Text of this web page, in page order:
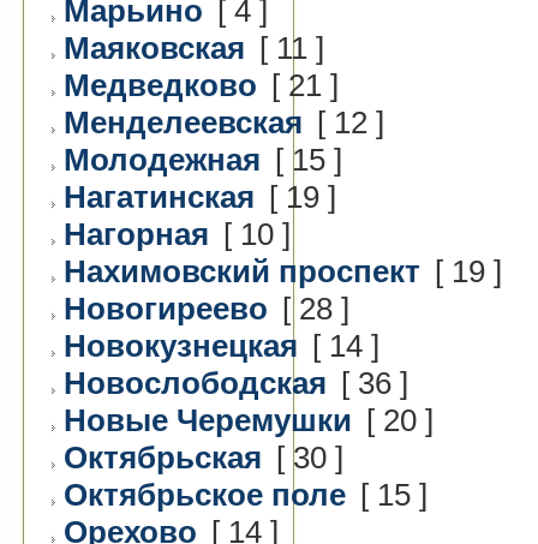
Марьино [ 4 ]
Маяковская [ 11 ]
Медведково [ 21 ]
Менделеевская [ 12 ]
Молодежная [ 15 ]
Нагатинская [ 19 ]
Нагорная [ 10 ]
Нахимовский проспект [ 19 ]
Новогиреево [ 28 ]
Новокузнецкая [ 14 ]
Новослободская [ 36 ]
Новые Черемушки [ 20 ]
Октябрьская [ 30 ]
Октябрьское поле [ 15 ]
Орехово [ 14 ]